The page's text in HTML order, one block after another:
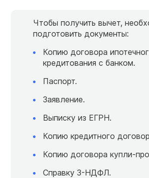
Чтобы получить вычет,
подготовить документы:
Копию договора
кредитования с банком.
Паспорт.
Заявление.
Выписку из ЕГРН.
Копию кредитного
Копию договора купли-
Справку 3-НДФЛ.